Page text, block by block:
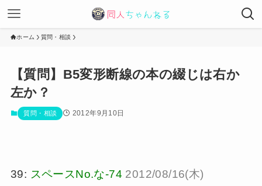
ホーム 質問・相談
【質問】B5変形断線の本の綴じは右か
左か？
質問・相談 2012年9月10日
39: スペースNo.な-74 2012/08/16(木)